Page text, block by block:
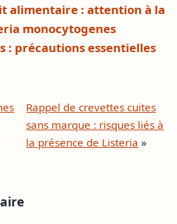
alimentaire : attention à la
monocytogenes
: précautions essentielles
Rappel de crevettes cuites
sans marque : risques liés à
la présence de Listeria »